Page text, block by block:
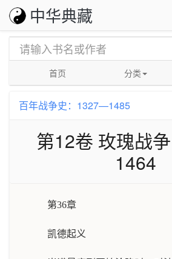
中华典藏
首页 分类
百年战争史：1327—1485
第12卷 玫瑰战
1464
第36章
凯德起义